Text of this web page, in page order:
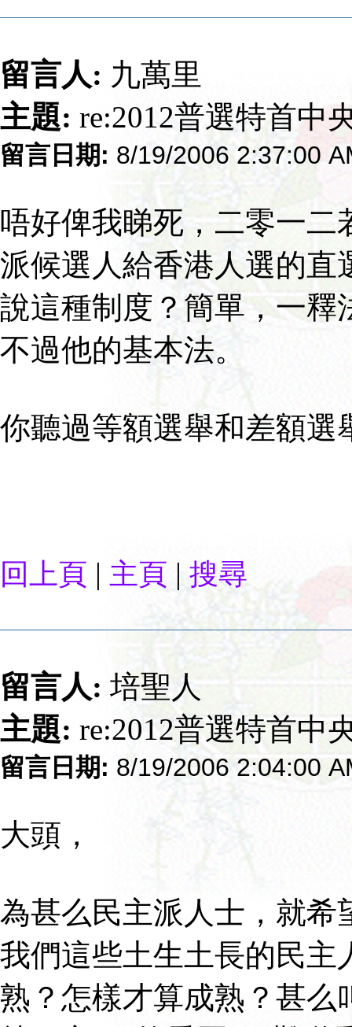
留言人: 九萬里
主題: re:2012普選特首中
留言日期: 8/19/2006 2:37:00
唔好俾我睇死，二零一二
派候選人給香港人選的直
說這種制度？簡單，一釋
不過他的基本法。
你聽過等額選舉和差額選
回上頁 | 主頁 | 搜尋
留言人: 培聖人
主題: re:2012普選特首中
留言日期: 8/19/2006 2:04:00
大頭，
為甚么民主派人士，就希
我們這些土生土長的民主
熟？怎樣才算成熟？甚么